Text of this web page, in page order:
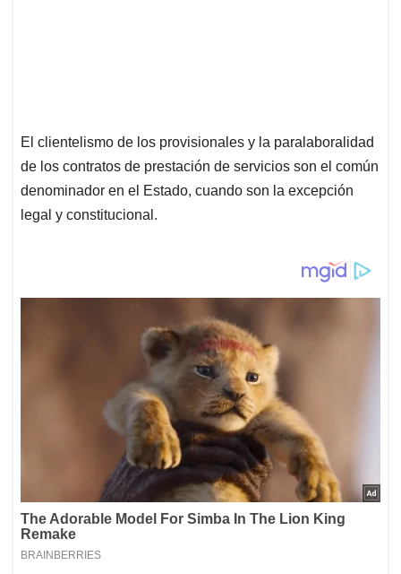
El clientelismo de los provisionales y la paralaboralidad
de los contratos de prestación de servicios son el común
denominador en el Estado, cuando son la excepción
legal y constitucional.